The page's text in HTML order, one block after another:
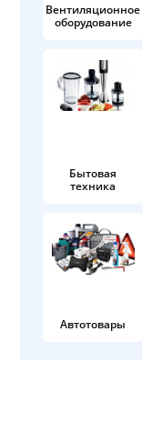
Вентиляционное
оборудование
Бытовая
техника
Автотовары